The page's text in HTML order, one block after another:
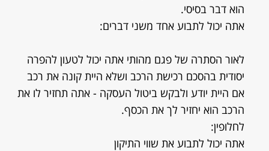
הוא דבר בסיסי.
אתה יכול לתבוע אחד משני דברים:
לאור הסתרה של פגם מהותי אתה יכול לטעון להפרה
יסודית בהסכם רכישת הרכב ושלא היית קונה את רכב
אם היית יודע ולבקש ביטול העסקה - אתה תחזיר לו את
הרכב הוא יחזיר לך את הכסף.
לחלופין:
אתה יכול לתבוע את שווי התיקון